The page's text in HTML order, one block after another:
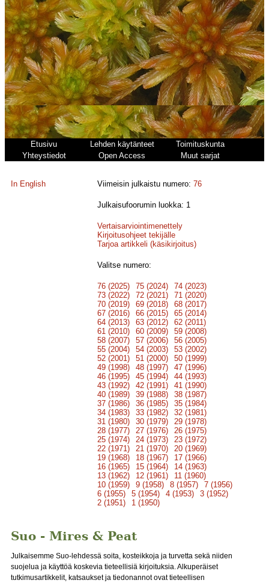
Etusivu Lehden käytänteet
Toimituskunta
Yhteystiedot
Open Access Muut sarjat
In English Viimeisin julkaistu numero:76
Julkaisufoorumin luokka: 1
Vertaisarviointimenettely
Kirjoitusohjeet tekijälle
Tarjoa artikkeli (käsikirjoitus)
Valitse numero:
76 (2025) 75 (2024)
74 (2023)
73 (2022)
72 (2021)
71 (2020)
70 (2019)
69 (2018)
68 (2017)
67 (2016)
66 (2015)
65 (2014)
64 (2013)
63 (2012)
62 (2011)
61 (2010)
60 (2009)
59 (2008)
58 (2007)
57 (2006)
56 (2005)
55 (2004)
54 (2003)
53 (2002)
52 (2001)
51 (2000)
50 (1999)
49 (1998)
48 (1997)
47 (1996)
46 (1995)
45 (1994)
44 (1993)
43 (1992)
42 (1991)
41 (1990)
40 (1989)
39 (1988)
38 (1987)
37 (1986)
36 (1985)
35 (1984)
34 (1983)
33 (1982)
32 (1981)
31 (1980)
30 (1979)
29 (1978)
28 (1977)
27 (1976)
26 (1975)
25 (1974)
24 (1973)
23 (1972)
22 (1971)
21 (1970)
20 (1969)
19 (1968)
18 (1967)
17 (1966)
16 (1965)
15 (1964)
14 (1963)
13 (1962)
12 (1961)
11 (1960)
10 (1959)
9 (1958) 8 (1957)
7 (1956)
6 (1955)
5 (1954) 4 (1953)
3 (1952)
2 (1951)
1 (1950)
Suo - Mires & Peat
Julkaisemme Suo-lehdessä soita, kosteikkoja ja turvetta sekä niiden
suojelua ja käyttöä koskevia tieteellisiä kirjoituksia. Alkuperäiset
tutkimusartikkelit, katsaukset ja tiedonannot ovat tieteellisen